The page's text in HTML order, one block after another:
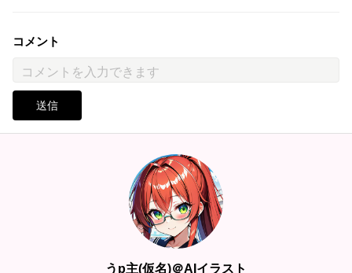
コメント
送信
うp主(仮名)＠AIイラスト